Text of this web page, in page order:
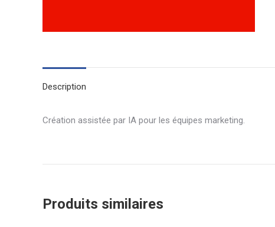
Description
Création assistée par IA pour les équipes marketing.
Produits similaires